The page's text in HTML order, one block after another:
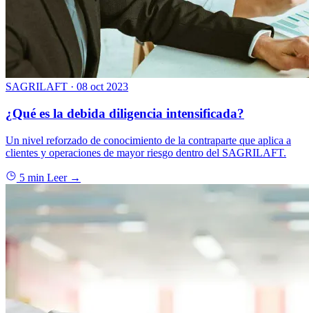
SAGRILAFT · 08 oct 2023
¿Qué es la debida diligencia intensificada?
Un nivel reforzado de conocimiento de la contraparte que aplica a
clientes y operaciones de mayor riesgo dentro del SAGRILAFT.
5 min Leer →